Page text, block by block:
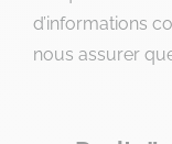
d’informations
nous assurer